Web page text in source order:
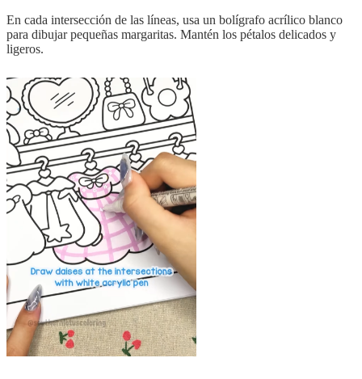
En cada intersección de las líneas, usa un bolígrafo acrílico blanco
para dibujar pequeñas margaritas. Mantén los pétalos delicados y
ligeros.